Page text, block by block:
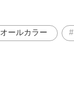
オールカラー